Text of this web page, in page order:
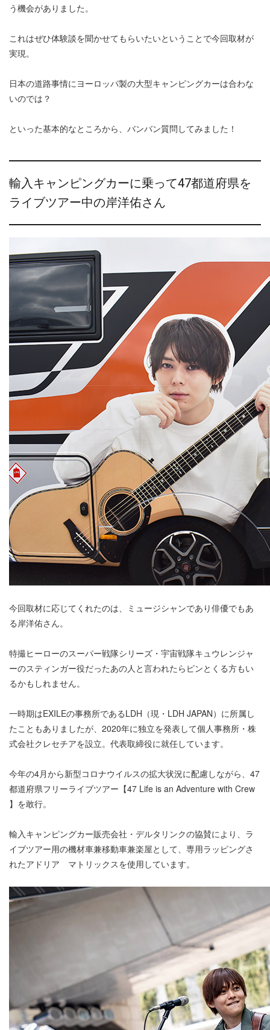
う機会がありました。
これはぜひ体験談を聞かせてもらいたいということで今回取材が
実現。
日本の道路事情にヨーロッパ製の大型キャンピングカーは合わな
いのでは？
といった基本的なところから、バンバン質問してみました！
輸入キャンピングカーに乗って47都道府県を
ライブツアー中の岸洋佑さん
今回取材に応じてくれたのは、ミュージシャンであり俳優でもあ
る岸洋佑さん。
特撮ヒーローのスーパー戦隊シリーズ・宇宙戦隊キュウレンジャ
ーのスティンガー役だったあの人と言われたらピンとくる方もい
るかもしれません。
一時期はEXILEの事務所であるLDH（現・LDH JAPAN）に所属し
たこともありましたが、2020年に独立を発表して個人事務所・株
式会社クレセチアを設立。代表取締役に就任しています。
今年の4月から新型コロナウイルスの拡大状況に配慮しながら、47
都道府県フリーライブツアー【47 Life is an Adventure with Crew
】を敢行。
輸入キャンピングカー販売会社・デルタリンクの協賛により、ラ
イブツアー用の機材車兼移動車兼楽屋として、専用ラッピングさ
れたアドリア マトリックスを使用しています。